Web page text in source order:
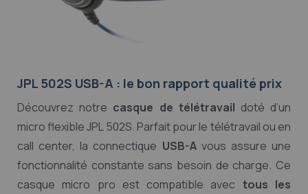
JPL 502S USB-A : le bon rapport qualité prix
Découvrez notre casque de télétravail doté d’un
micro flexible JPL 502S. Parfait pour le télétravail ou en
call center, la connectique USB-Avous assure une
fonctionnalité constante sans besoin de charge. Ce
casque micro pro est compatible avec tous les